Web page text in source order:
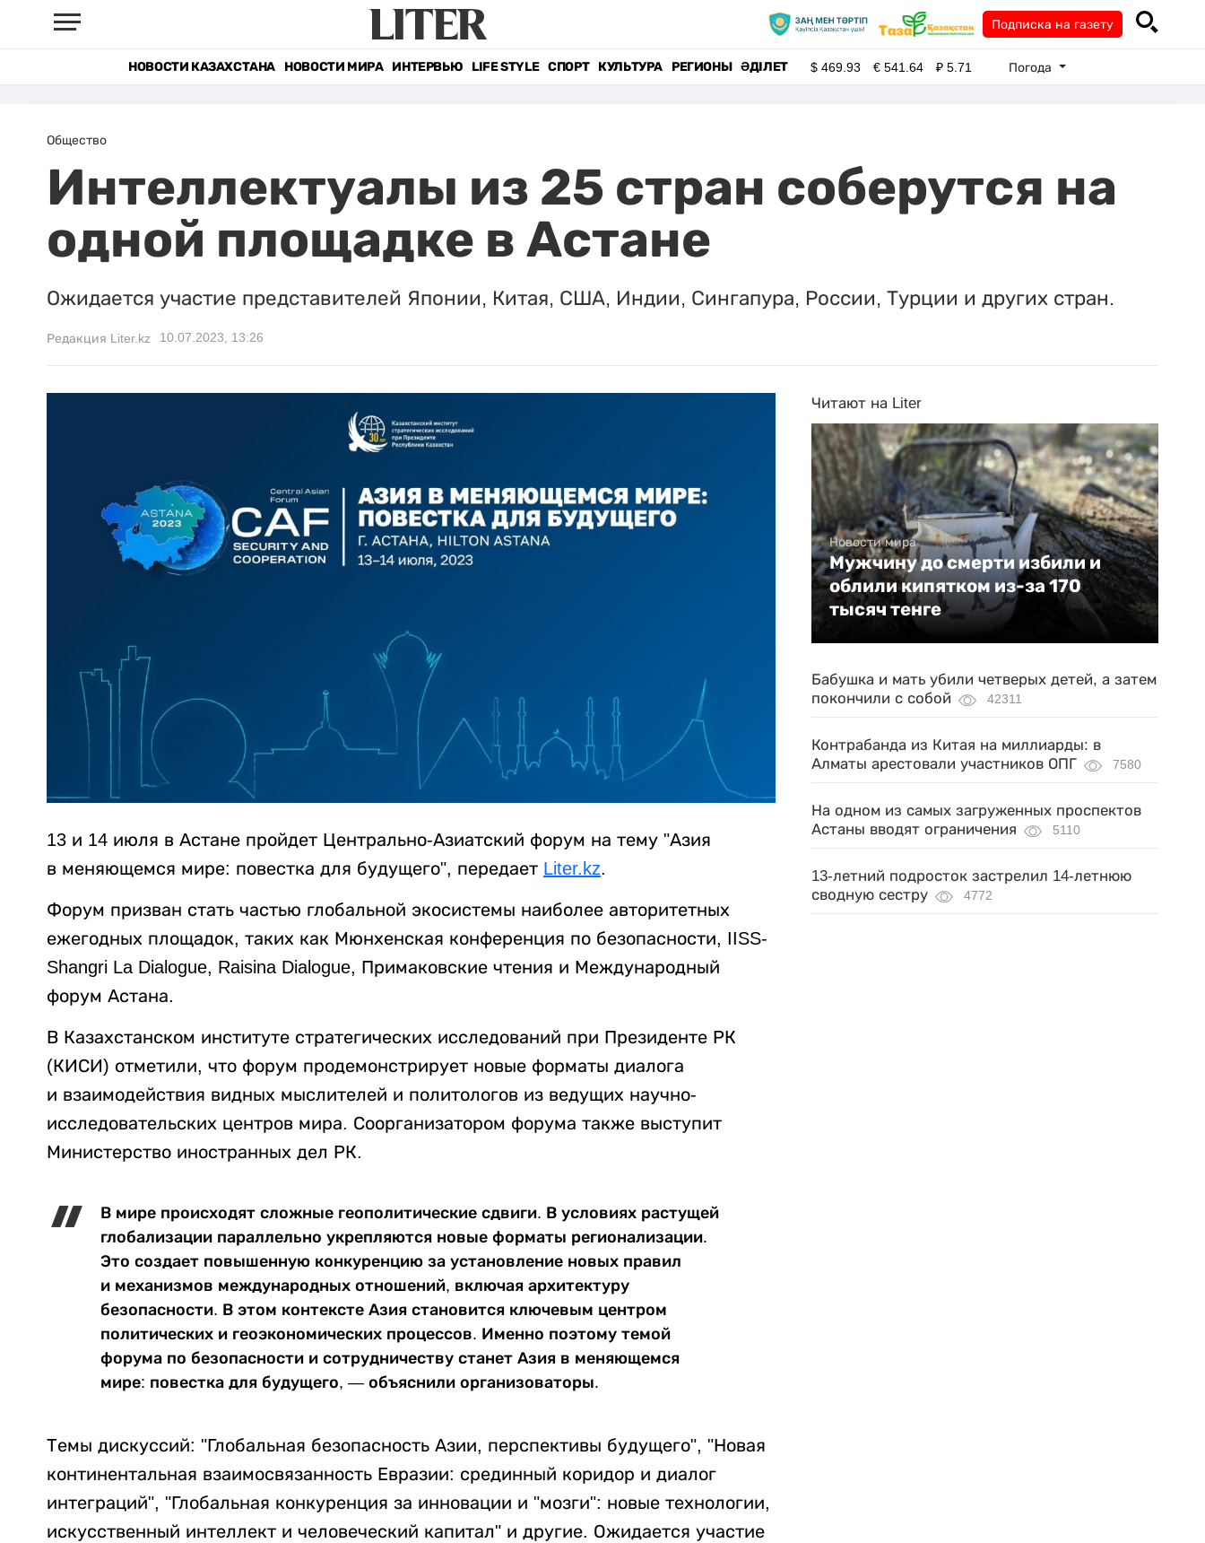
Подписка на газету
НОВОСТИ КАЗАХСТАНА НОВОСТИ МИРА ИНТЕРВЬЮ LIFE STYLE СПОРТ КУЛЬТУРА РЕГИОНЫ ӘДІЛЕТ $469.93 €541.64 ₽5.71 Погода
Общество
Интеллектуалы из 25 стран соберутся на
одной площадке в Астане
Ожидается участие представителей Японии, Китая, США, Индии, Сингапура, России, Турции и других стран.
Редакция Liter.kz 10.07.2023, 13:26
13 и 14 июля в Астане пройдет Центрально-Азиатский форум на тему "Азия
в меняющемся мире: повестка для будущего", передает Liter.kz.
Форум призван стать частью глобальной экосистемы наиболее авторитетных
ежегодных площадок, таких как Мюнхенская конференция по безопасности, IISS-
Shangri La Dialogue, Raisina Dialogue, Примаковские чтения и Международный
форум Астана.
В Казахстанском институте стратегических исследований при Президенте РК
(КИСИ) отметили, что форум продемонстрирует новые форматы диалога
и взаимодействия видных мыслителей и политологов из ведущих научно-
исследовательских центров мира. Соорганизатором форума также выступит
Министерство иностранных дел РК.
В мире происходят сложные геополитические сдвиги. В условиях растущей
глобализации параллельно укрепляются новые форматы регионализации.
Это создает повышенную конкуренцию за установление новых правил
и механизмов международных отношений, включая архитектуру
безопасности. В этом контексте Азия становится ключевым центром
политических и геоэкономических процессов. Именно поэтому темой
форума по безопасности и сотрудничеству станет Азия в меняющемся
мире: повестка для будущего, — объяснили организоваторы.
Темы дискуссий: "Глобальная безопасность Азии, перспективы будущего", "Новая
континентальная взаимосвязанность Евразии: срединный коридор и диалог
интеграций", "Глобальная конкуренция за инновации и "мозги": новые технологии,
искусственный интеллект и человеческий капитал" и другие. Ожидается участие
Читают на Liter
Новости мира
Мужчину до смерти избили и
облили кипятком из-за 170
тысяч тенге
Бабушка и мать убили четверых детей, а затем
покончили с собой
42311
Контрабанда из Китая на миллиарды: в
Алматы арестовали участников ОПГ
7580
На одном из самых загруженных проспектов
Астаны вводят ограничения
5110
13-летний подросток застрелил 14-летнюю
сводную сестру
4772